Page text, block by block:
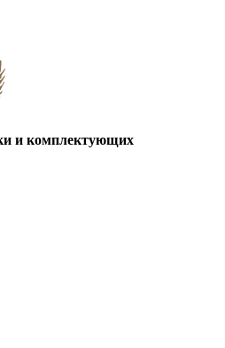
и комплектующих